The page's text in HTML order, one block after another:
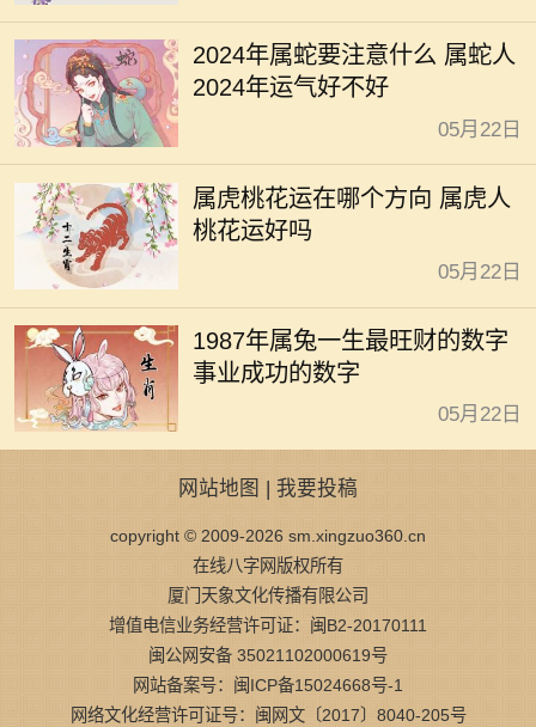
2024年属蛇要注意什么 属蛇人
2024年运气好不好
05月22日
属虎桃花运在哪个方向 属虎人
桃花运好吗
05月22日
1987年属兔一生最旺财的数字
事业成功的数字
05月22日
网站地图 | 我要投稿
copyright © 2009-2026 sm.xingzuo360.cn
在线八字网版权所有
厦门天象文化传播有限公司
增值电信业务经营许可证：闽B2-20170111
闽公网安备 35021102000619号
网站备案号：闽ICP备15024668号-1
网络文化经营许可证号：闽网文〔2017〕8040-205号